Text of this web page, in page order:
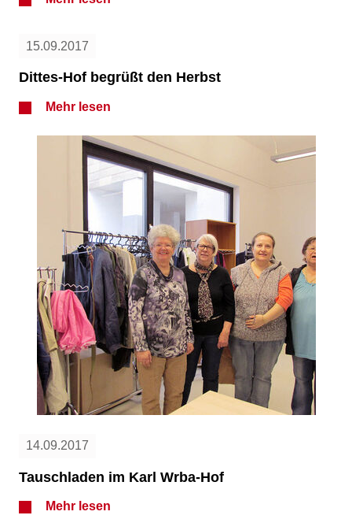
15.09.2017
Dittes-Hof begrüßt den Herbst
Mehr lesen
14.09.2017
Tauschladen im Karl Wrba-Hof
Mehr lesen